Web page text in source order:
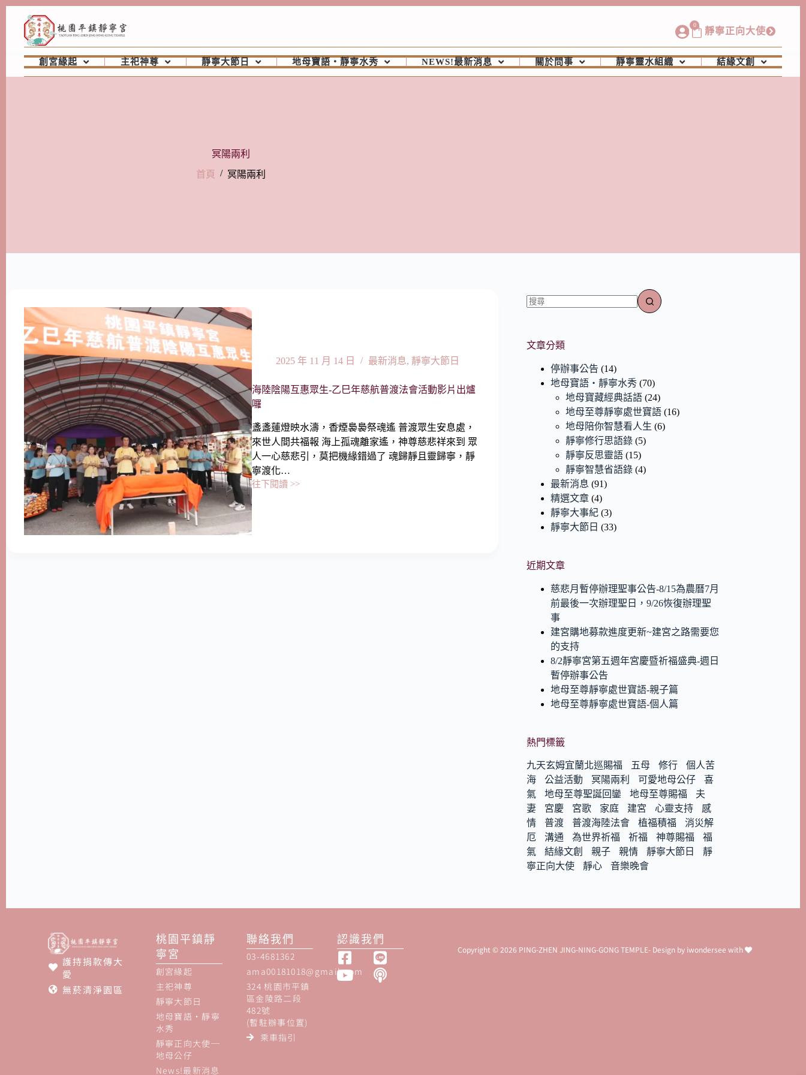
0
靜寧正向大使
創宮緣起 主祀神尊 靜寧大節日 地母寶語‧靜寧水秀 NEWS!最新消息 關於問事 靜寧靈水組織 結緣文創
冥陽兩利
首頁
/ 冥陽兩利
2025 年 11 月 14 日 最新消息, 靜寧大節日
海陸陰陽互惠眾生-乙巳年慈航普渡法會活動影片出爐
囉
盞盞蓮燈映水濤，香煙裊裊祭魂遙 普渡眾生安息處，
來世人間共福報 海上孤魂離家遙，神尊慈悲祥來到 眾
人一心慈悲引，莫把機緣錯過了 魂歸靜且靈歸寧，靜
寧渡化…
往下閱讀 >>
文章分類
停辦事公告 (14)
地母寶語‧靜寧水秀 (70)
地母寶藏經典話語 (24)
地母至尊靜寧處世寶語 (16)
地母陪你智慧看人生 (6)
靜寧修行思語錄 (5)
靜寧反思靈語 (15)
靜寧智慧省語錄 (4)
最新消息 (91)
精選文章 (4)
靜寧大事紀 (3)
靜寧大節日 (33)
近期文章
慈悲月暫停辦理聖事公告-8/15為農曆7月
前最後一次辦理聖日，9/26恢復辦理聖
事
建宮購地募款進度更新~建宮之路需要您
的支持
8/2靜寧宮第五週年宮慶暨祈福盛典-週日
暫停辦事公告
地母至尊靜寧處世寶語-親子篇
地母至尊靜寧處世寶語-個人篇
熱門標籤
九天玄姆宜蘭北巡賜福 五母 修行
個人苦
海
公益活動 冥陽兩利 可愛地母公仔
喜
氣
地母至尊聖誕回鑾 地母至尊賜福
夫
妻
宮慶 宮歌 家庭 建宮 心靈支持
感
情
普渡 普渡海陸法會 植福積福
消災解
厄
溝通 為世界祈福 祈福 神尊賜福
福
氣
結緣文創 親子 親情 靜寧大節日
靜
寧正向大使
靜心 音樂晚會
護持捐款傳大
愛
無菸清淨園區
桃園平鎮靜
寧宮
創宮緣起
主祀神尊
靜寧大節日
地母寶語‧靜寧
水秀
靜寧正向大使─
地母公仔
News!最新消息
聯絡我們
03-4681362
ama00181018@gmail.com
324 桃園市平鎮
區金陵路二段
482號
(暫駐辦事位置)
乘車指引
認識我們
Copyright © 2026 PING-ZHEN JING-NING-GONG TEMPLE- Design by iwondersee with